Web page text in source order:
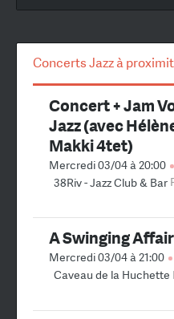
Concerts Jazz à
Concert + Jam
Jazz (avec
Makki 4tet)
Mercredi 03/04 à 20:00
38Riv - Jazz Club & Bar
A Swinging Affair
Mercredi 03/04 à 21:00
Caveau de la Huchette